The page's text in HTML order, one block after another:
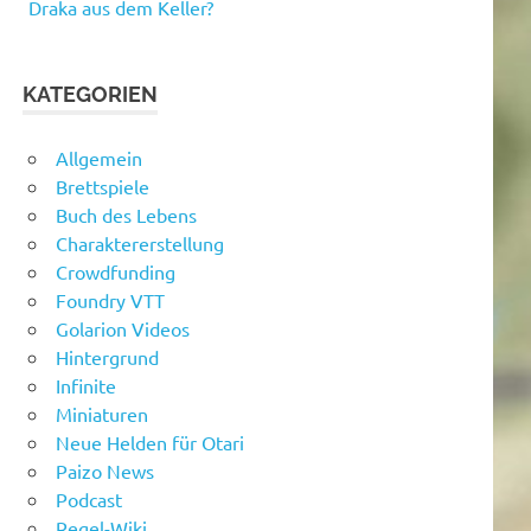
Draka aus dem Keller?
KATEGORIEN
Allgemein
Brettspiele
Buch des Lebens
Charaktererstellung
Crowdfunding
Foundry VTT
Golarion Videos
Hintergrund
Infinite
Miniaturen
Neue Helden für Otari
Paizo News
Podcast